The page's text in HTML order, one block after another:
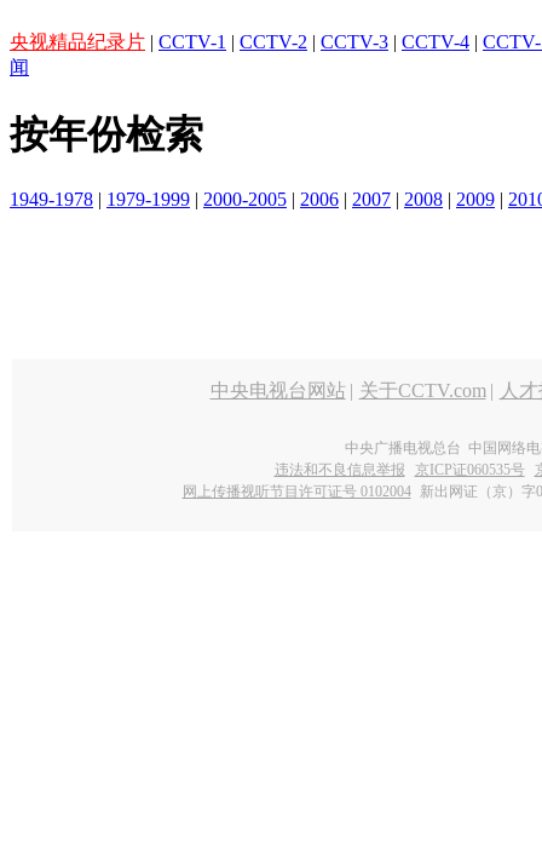
央视精品纪录片 | CCTV-1 | CCTV-2 | CCTV-3 | CCTV-4 |
闻
按年份检索
1949-1978 | 1979-1999 | 2000-2005 | 2006 | 2007 | 2008 | 2009 |
中央电视台网站 | 关于CCTV.com | 人
中央广播电视总台 中国网络
违法和不良信息举报
京ICP证060535号
网上传播视听节目许可证号 0102004 新出网证（京）